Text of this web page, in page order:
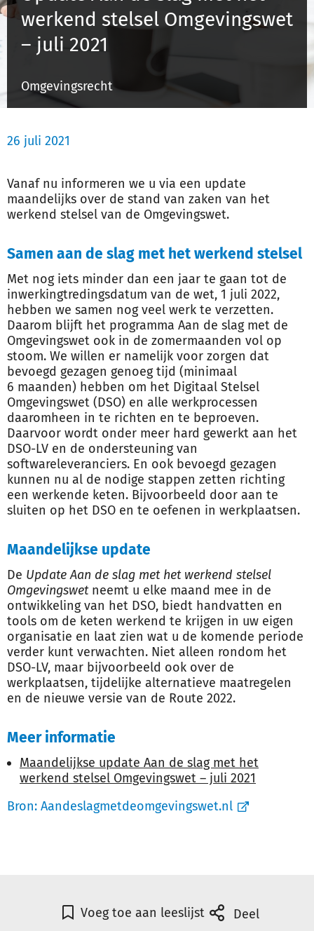
Registreren
werkend stelsel Omgevingswet
– juli 2021
Omgevingsrecht
26 juli 2021
Vanaf nu informeren we u via een update
maandelijks over de stand van zaken van het
werkend stelsel van de Omgevingswet.
Samen aan de slag met het werkend stelsel
Met nog iets minder dan een jaar te gaan tot de
inwerkingtredingsdatum van de wet, 1 juli 2022,
hebben we samen nog veel werk te verzetten.
Daarom blijft het programma Aan de slag met de
Omgevingswet ook in de zomermaanden vol op
stoom. We willen er namelijk voor zorgen dat
bevoegd gezagen genoeg tijd (minimaal
6 maanden) hebben om het Digitaal Stelsel
Omgevingswet (DSO) en alle werkprocessen
daaromheen in te richten en te beproeven.
Daarvoor wordt onder meer hard gewerkt aan het
DSO-LV en de ondersteuning van
softwareleveranciers. En ook bevoegd gezagen
kunnen nu al de nodige stappen zetten richting
een werkende keten. Bijvoorbeeld door aan te
sluiten op het DSO en te oefenen in werkplaatsen.
Maandelijkse update
De Update Aan de slag met het werkend stelsel
Omgevingswetneemt u elke maand mee in de
ontwikkeling van het DSO, biedt handvatten en
tools om de keten werkend te krijgen in uw eigen
organisatie en laat zien wat u de komende periode
verder kunt verwachten. Niet alleen rondom het
DSO-LV, maar bijvoorbeeld ook over de
werkplaatsen, tijdelijke alternatieve maatregelen
en de nieuwe versie van de Route 2022.
Meer informatie
Maandelijkse update Aan de slag met het
werkend stelsel Omgevingswet – juli 2021
Bron: Aandeslagmetdeomgevingswet.nl
Voeg toe aan leeslijst Deel